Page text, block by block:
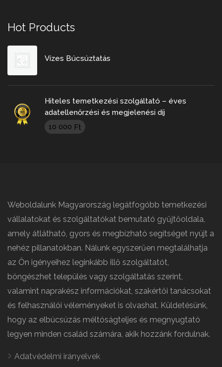
Hot Products
Vízes Búcsúztatás
Hiteles temetkezési szolgáltató – éves
adatellenőrzési és megjelenési díj
10 000 Ft
Weboldalunk Magyarország legátfogóbb temetkezési
vállalatokat és szolgáltatókat bemutató gyűjtőoldala,
amely átlátható, gyors és megbízható segítséget nyújt a
nehéz pillanatokban. Nálunk egyszerűen megtalálhatja
az Ön igényeihez leginkább illő szolgáltatót,
böngészhet település vagy szolgáltatás szerint,
valamint naprakész információkat, szakértői tanácsokat
és felhasználói véleményeket is olvashat. Küldetésünk,
hogy az elbúcsúzás méltóságteljes és megnyugtató
legyen minden család számára, akik hozzánk fordulnak.
Adatvédelmi irányelvek